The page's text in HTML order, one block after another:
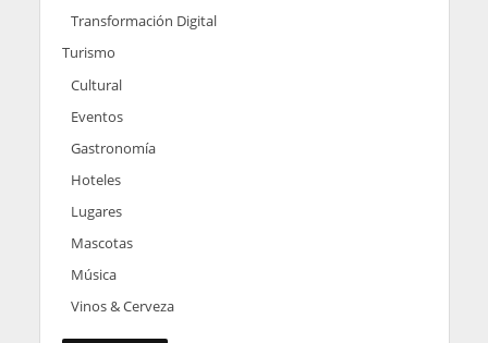
Transformación Digital
Turismo
Cultural
Eventos
Gastronomía
Hoteles
Lugares
Mascotas
Música
Vinos & Cerveza